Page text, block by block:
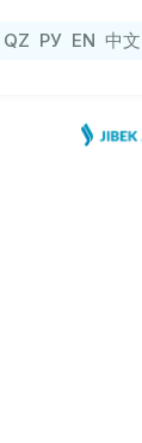
QZ РУ EN 中文